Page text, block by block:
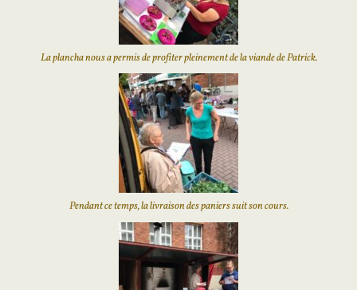
La plancha nous a permis de profiter pleinement de la viande de Patrick.
Pendant ce temps, la livraison des paniers suit son cours.